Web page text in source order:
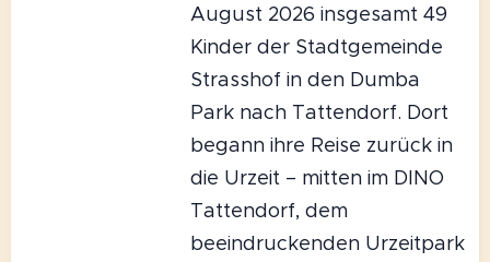
August 2026 insgesamt 49
Kinder der Stadtgemeinde
Strasshof in den Dumba
Park nach Tattendorf. Dort
begann ihre Reise zurück in
die Urzeit – mitten im DINO
Tattendorf, dem
beeindruckenden Urzeitpark